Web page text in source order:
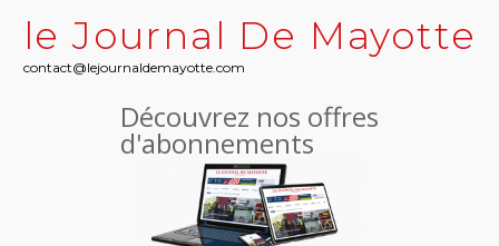
le Journal De Mayotte
contact@lejournaldemayotte.com
Découvrez nos offres
d'abonnements